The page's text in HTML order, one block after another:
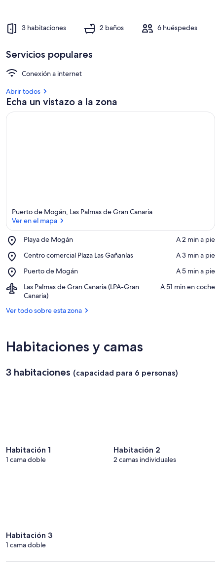
3 habitaciones 2 baños 6 huéspedes
Servicios populares
Conexión a internet
Abrir todos
Echa un vistazo a la zona
Puerto de Mogán, Las Palmas de Gran Canaria
Ver en el mapa
Playa de Mogán
Place,
de
‪A 2 min a pie‬
Centro comercial Plaza Las Gañanías
Place,
comercial
Las
Gañanías
‪A 3 min a pie‬
Puerto de Mogán
Place,
de
Mogán
‪A 5 min a pie‬
Las Palmas de Gran Canaria (LPA-Gran
Canaria)
Airport,
Las
de
(LPA-
Gran
‪A 51 min en coche‬
Ver todo sobre esta zona
Habitaciones y camas
3 habitaciones (capacidad para 6 personas)
Habitación 1
1 cama doble
Habitación 2
2 camas individuales
Habitación 3
1 cama doble